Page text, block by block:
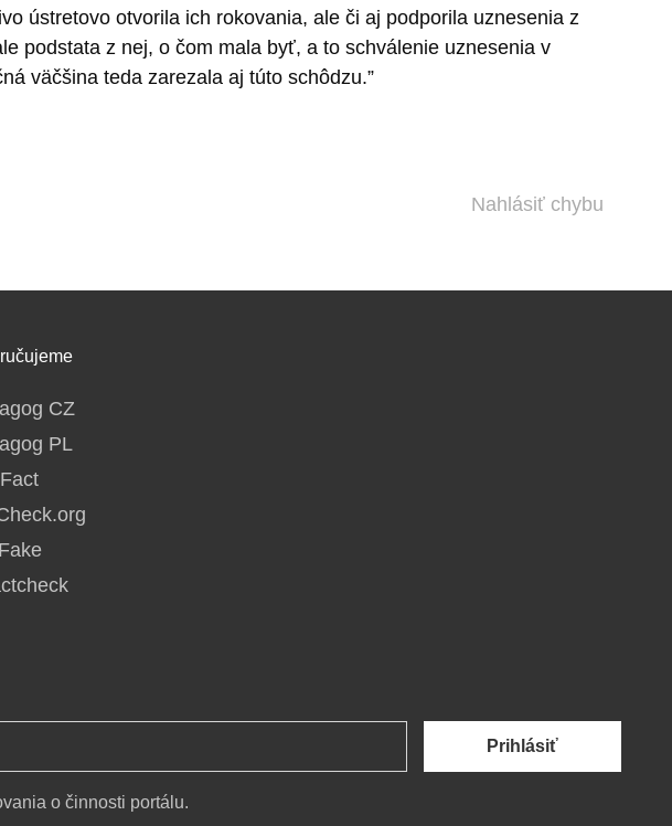
ústretovo otvorila ich rokovania, ale či aj podporila uznesenia z
podstata z nej, o čom mala byť, a to schválenie uznesenia v
väčšina teda zarezala aj túto schôdzu.”
Nahlásiť chybu
CZ
PL
Prihlásiť
o činnosti portálu.